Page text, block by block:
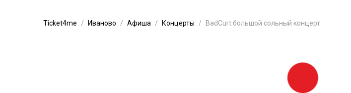
Ticket4me Иваново Афиша Концерты BadCurt большой сольный концерт